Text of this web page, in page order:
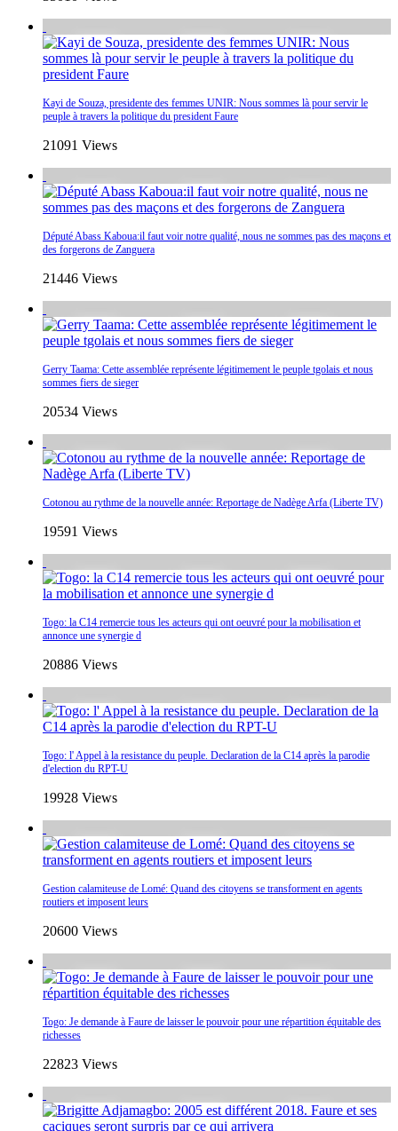
Kayi de Souza, presidente des femmes UNIR: Nous sommes là pour servir le
peuple à travers la politique du president Faure
21091 Views
Député Abass Kaboua:il faut voir notre qualité, nous ne sommes pas des maçons et
des forgerons de Zanguera
21446 Views
Gerry Taama: Cette assemblée représente légitimement le peuple tgolais et nous
sommes fiers de sieger
20534 Views
Cotonou au rythme de la nouvelle année: Reportage de Nadège Arfa (Liberte TV)
19591 Views
Togo: la C14 remercie tous les acteurs qui ont oeuvré pour la mobilisation et
annonce une synergie d
20886 Views
Togo: l' Appel à la resistance du peuple. Declaration de la C14 après la parodie
d'election du RPT-U
19928 Views
Gestion calamiteuse de Lomé: Quand des citoyens se transforment en agents
routiers et imposent leurs
20600 Views
Togo: Je demande à Faure de laisser le pouvoir pour une répartition équitable des
richesses
22823 Views